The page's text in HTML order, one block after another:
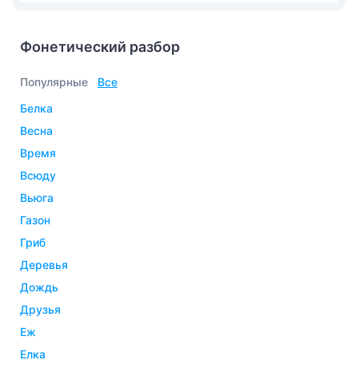
Фонетический разбор
Популярные
Все
белка
весна
время
всюду
вьюга
газон
гриб
деревья
дождь
друзья
еж
елка